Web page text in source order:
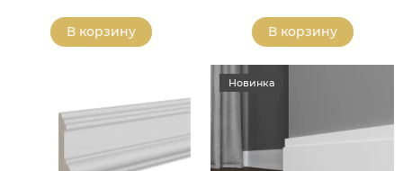
В корзину В корзину
Новинка